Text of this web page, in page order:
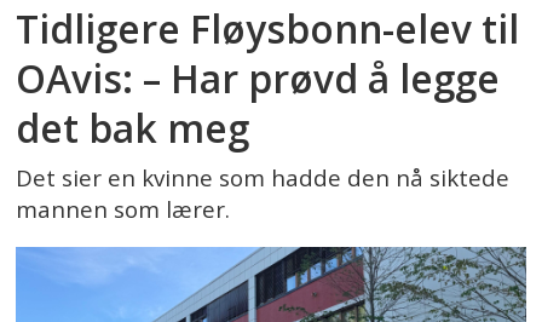
Tidligere Fløysbonn-elev til
OAvis: – Har prøvd å legge
det bak meg
Det sier en kvinne som hadde den nå siktede
mannen som lærer.